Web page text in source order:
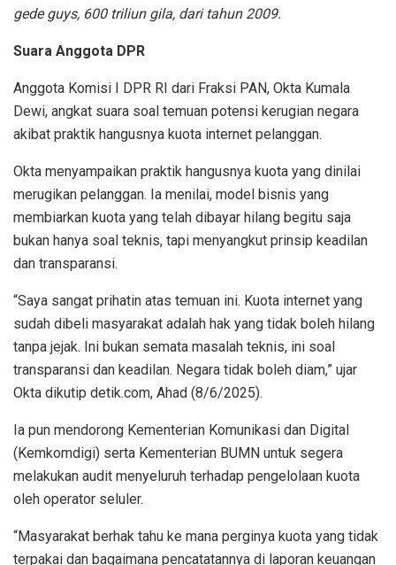
gede guys, 600 triliun gila, dari tahun 2009.
Suara Anggota DPR
Anggota Komisi I DPR RI dari Fraksi PAN, Okta Kumala
Dewi, angkat suara soal temuan potensi kerugian negara
akibat praktik hangusnya kuota internet pelanggan.
Okta menyampaikan praktik hangusnya kuota yang dinilai
merugikan pelanggan. Ia menilai, model bisnis yang
membiarkan kuota yang telah dibayar hilang begitu saja
bukan hanya soal teknis, tapi menyangkut prinsip keadilan
dan transparansi.
“Saya sangat prihatin atas temuan ini. Kuota internet yang
sudah dibeli masyarakat adalah hak yang tidak boleh hilang
tanpa jejak. Ini bukan semata masalah teknis, ini soal
transparansi dan keadilan. Negara tidak boleh diam,” ujar
Okta dikutip detik.com, Ahad (8/6/2025).
Ia pun mendorong Kementerian Komunikasi dan Digital
(Kemkomdigi) serta Kementerian BUMN untuk segera
melakukan audit menyeluruh terhadap pengelolaan kuota
oleh operator seluler.
“Masyarakat berhak tahu ke mana perginya kuota yang tidak
terpakai dan bagaimana pencatatannya di laporan keuangan